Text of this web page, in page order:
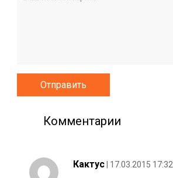
Комментарии
Кактус | 17.03.2015 17:32